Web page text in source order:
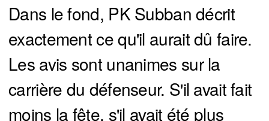
Dans le fond, PK Subban décrit
exactement ce qu'il aurait dû faire.
Les avis sont unanimes sur la
carrière du défenseur. S'il avait fait
moins la fête, s'il avait été plus